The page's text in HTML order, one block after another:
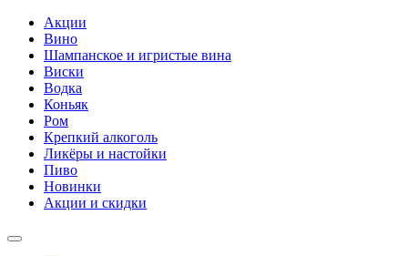
Акции
Вино
Шампанское и игристые вина
Виски
Водка
Коньяк
Ром
Крепкий алкоголь
Ликёры и настойки
Пиво
Новинки
Акции и скидки